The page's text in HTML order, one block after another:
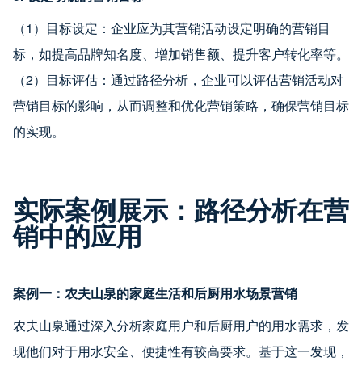
（1）目标设定：企业应为其营销活动设定明确的营销目
标，如提高品牌知名度、增加销售额、提升客户转化率等。
（2）目标评估：通过路径分析，企业可以评估营销活动对
营销目标的影响，从而调整和优化营销策略，确保营销目标
的实现。
实际案例展示：路径分析在营
销中的应用
案例一：农夫山泉的家庭生活和后厨用水场景营销
农夫山泉通过深入分析家庭用户和后厨用户的用水需求，发
现他们对于用水安全、便捷性有较高要求。基于这一发现，